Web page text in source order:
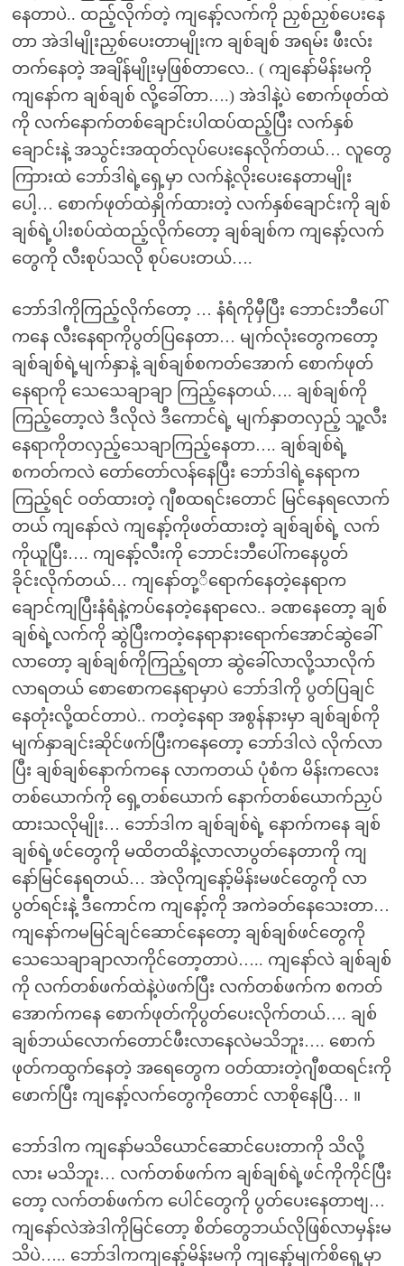
နေတာပဲ.. ထည့်လိုက်တဲ့ ကျနော့်လက်ကို ညှစ်ညှစ်ပေးနေ
တာ အဲဒါမျိုးညှစ်ပေးတာမျိုးက ချစ်ချစ် အရမ်း ဖီးလ်း
တက်နေတဲ့ အချိန်မျိုးမှဖြစ်တာလေ.. ( ကျနော်မိန်းမကို
ကျနော်က ချစ်ချစ် လို့ခေါ်တာ….) အဲဒါနဲ့ပဲ စောက်ဖုတ်ထဲ
ကို လက်နောက်တစ်ချောင်းပါထပ်ထည့်ပြီး လက်နှစ်
ချောင်းနဲ့ အသွင်းအထုတ်လုပ်ပေးနေလိုက်တယ်… လူတွေ
ကြာားထဲ ဘော်ဒါရဲ့ရှေ့မှာ လက်နဲ့လိုးပေးနေတာမျိုး
ပေါ့… စောက်ဖုတ်ထဲနှိုက်ထားတဲ့ လက်နှစ်ချောင်းကို ချစ်
ချစ်ရဲ့ပါးစပ်ထဲထည့်လိုက်တော့ ချစ်ချစ်က ကျနော့်လက်
တွေကို လီးစုပ်သလို စုပ်ပေးတယ်….
ဘော်ဒါကိုကြည့်လိုက်တော့ … နံရံကိုမှီပြီး ဘောင်းဘီပေါ်
ကနေ လီးနေရာကိုပွတ်ပြနေတာ… မျက်လုံးတွေကတော့
ချစ်ချစ်ရဲ့မျက်နှာနဲ့ ချစ်ချစ်စကတ်အောက် စောက်ဖုတ်
နေရာကို သေသေချာချာ ကြည့်နေတယ်…. ချစ်ချစ်ကို
ကြည့်တော့လဲ ဒီလိုလဲ ဒီကောင်ရဲ့ မျက်နှာတလှည့် သူ့လီး
နေရာကိုတလှည့်သေချာကြည့်နေတာ…. ချစ်ချစ်ရဲ့
စကတ်ကလဲ တော်တော်လန်နေပြီး ဘော်ဒါရဲ့နေရာက
ကြည့်ရင် ဝတ်ထားတဲ့ ဂျီစထရင်းတောင် မြင်နေရလောက်
တယ် ကျနော်လဲ ကျနော့်ကိုဖတ်ထားတဲ့ ချစ်ချစ်ရဲ့ လက်
ကိုယူပြီး…. ကျနော့်လီးကို ဘောင်းဘီပေါ်ကနေပွတ်
ခိုင်းလိုက်တယ်… ကျနော်တု့ိရောက်နေတဲ့နေရာက
ချောင်ကျပြီးနံရံနဲ့ကပ်နေတဲ့နေရာလေ.. ခဏနေတော့ ချစ်
ချစ်ရဲ့လက်ကို ဆွဲပြီးကတဲ့နေရာနားရောက်အောင်ဆွဲခေါ်
လာတော့ ချစ်ချစ်ကိုကြည့်ရတာ ဆွဲခေါ်လာလို့သာလိုက်
လာရတယ် စောစောကနေရာမှာပဲ ဘော်ဒါကို ပွတ်ပြချင်
နေတုံးလို့ထင်တာပဲ.. ကတဲ့နေရာ အစွန်နားမှာ ချစ်ချစ်ကို
မျက်နှာချင်းဆိုင်ဖက်ပြီးကနေတော့ ဘော်ဒါလဲ လိုက်လာ
ပြီး ချစ်ချစ်နောက်ကနေ လာကတယ် ပုံစံက မိန်းကလေး
တစ်ယောက်ကို ရှေ့တစ်ယောက် နောက်တစ်ယောက်ညှပ်
ထားသလိုမျိုး… ဘော်ဒါက ချစ်ချစ်ရဲ့ နောက်ကနေ ချစ်
ချစ်ရဲ့ဖင်တွေကို မထိတထိနဲ့လာလာပွတ်နေတာကို ကျ
နော်မြင်နေရတယ်… အဲလိုကျနော့်မိန်းမဖင်တွေကို လာ
ပွတ်ရင်းနဲ့ ဒီကောင်က ကျနော့်ကို အကဲခတ်နေသေးတာ…
ကျနော်ကမမြင်ချင်ဆောင်နေတော့ ချစ်ချစ်ဖင်တွေကို
သေသေချာချာလာကိုင်တော့တာပဲ….. ကျနော်လဲ ချစ်ချစ်
ကို လက်တစ်ဖက်ထဲနဲ့ပဲဖက်ပြီး လက်တစ်ဖက်က စကတ်
အောက်ကနေ စောက်ဖုတ်ကိုပွတ်ပေးလိုက်တယ်…. ချစ်
ချစ်ဘယ်လောက်တောင်ဖီးလာနေလဲမသိဘူး…. စောက်
ဖုတ်ကထွက်နေတဲ့ အရေတွေက ဝတ်ထားတဲ့ဂျီစထရင်းကို
ဖောက်ပြီး ကျနော့်လက်တွေကိုတောင် လာစိုနေပြီ… ။
ဘော်ဒါက ကျနော်မသိယောင်ဆောင်ပေးတာကို သိလို့
လား မသိဘူး… လက်တစ်ဖက်က ချစ်ချစ်ရဲ့ဖင်ကိုကိုင်ပြီး
တော့ လက်တစ်ဖက်က ပေါင်တွေကို ပွတ်ပေးနေတာဗျ…
ကျနော်လဲအဲဒါကိုမြင်တော့ စိတ်တွေဘယ်လိုဖြစ်လာမှန်းမ
သိပဲ….. ဘော်ဒါကကျနော့်မိန်းမကို ကျနော့်မျက်စိရှေ့မှာ